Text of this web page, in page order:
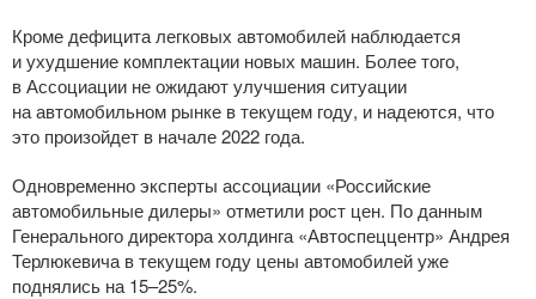
Кроме дефицита легковых автомобилей наблюдается
и ухудшение комплектации новых машин. Более того,
в Ассоциации не ожидают улучшения ситуации
на автомобильном рынке в текущем году, и надеются, что
это произойдет в начале 2022 года.
Одновременно эксперты ассоциации «Российские
автомобильные дилеры» отметили рост цен. По данным
Генерального директора холдинга «Автоспеццентр» Андрея
Терлюкевича в текущем году цены автомобилей уже
поднялись на 15–25%.